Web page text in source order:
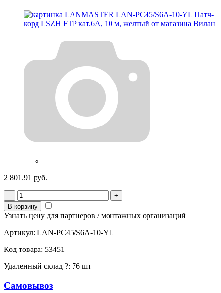
2 801.91 руб.
–
+
В корзину
Узнать цену для партнеров / монтажных организаций
Артикул: LAN-PC45/S6A-10-YL
Код товара: 53451
Удаленный склад ?: 76 шт
Самовывоз